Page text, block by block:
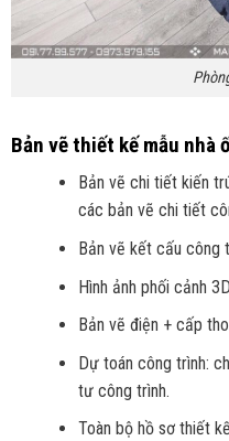
Bản vẽ thiết kế mẫu nhà
Bản vẽ chi tiết kiến
các bản vẽ chi tiết
Bản vẽ kết cấu công
Hình ảnh phối cảnh
Bản vẽ điện + cấp
Dự toán công trình:
tư công trình.
Toàn bộ hồ sơ thiết